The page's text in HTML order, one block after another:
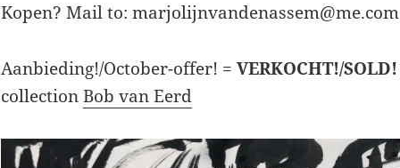
Kopen? Mail to: marjolijnvandenassem@me.com
Aanbieding!/October-offer! =VERKOCHT!/SOLD!
collectionBob van Eerd